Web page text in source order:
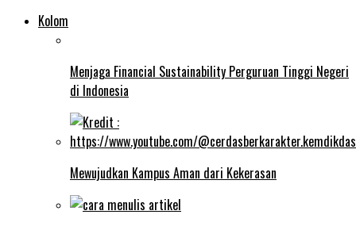
Kolom
Menjaga Financial Sustainability Perguruan Tinggi Negeri
di Indonesia
Mewujudkan Kampus Aman dari Kekerasan